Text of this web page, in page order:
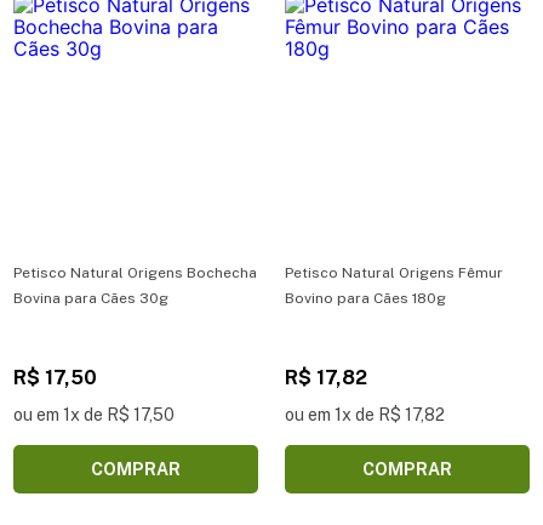
Petisco Natural Origens Bochecha
Bovina para Cães 30g
R$ 17,50
ou em 1x de R$ 17,50
COMPRAR
Petisco Natural Origens Fêmur
Bovino para Cães 180g
R$ 17,82
ou em 1x de R$ 17,82
COMPRAR